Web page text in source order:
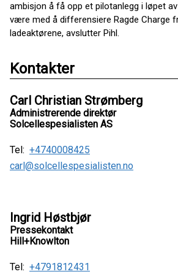
ambisjon å få opp et pilotanlegg i løpet
være med å differensiere Ragde Charge
ladeaktørene, avslutter Pihl.
Kontakter
Carl Christian Strømberg
Administrerende direktør
Solcellespesialisten AS
Tel: +4740008425
carl@solcellespesialisten.no
Ingrid Høstbjør
Pressekontakt
Hill+Knowlton
Tel: +4791812431